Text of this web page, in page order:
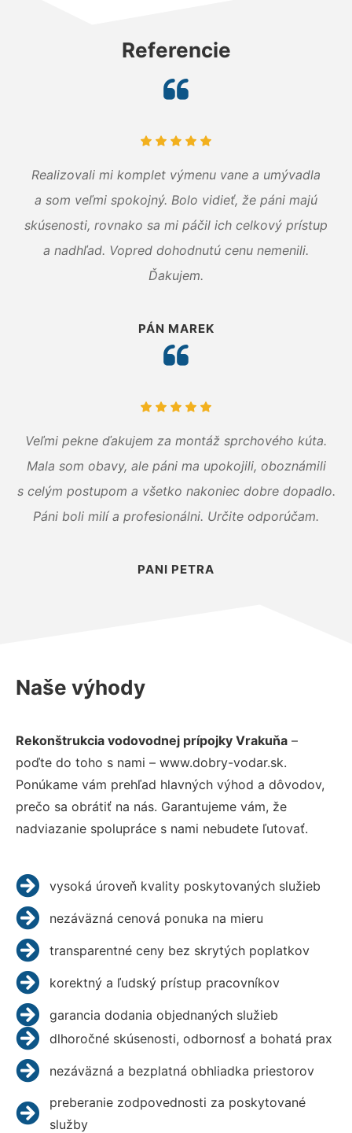
Referencie
Realizovali mi komplet výmenu vane a umývadla
a som veľmi spokojný. Bolo vidieť, že páni majú
skúsenosti, rovnako sa mi páčil ich celkový prístup
a nadhľad. Vopred dohodnutú cenu nemenili.
Ďakujem.
PÁN MAREK
Veľmi pekne ďakujem za montáž sprchového kúta.
Mala som obavy, ale páni ma upokojili, oboznámili
s celým postupom a všetko nakoniec dobre dopadlo.
Páni boli milí a profesionálni. Určite odporúčam.
PANI PETRA
Naše výhody
Rekonštrukcia vodovodnej prípojky Vrakuňa –
poďte do toho s nami – www.dobry-vodar.sk.
Ponúkame vám prehľad hlavných výhod a dôvodov,
prečo sa obrátiť na nás. Garantujeme vám, že
nadviazanie spolupráce s nami nebudete ľutovať.
vysoká úroveň kvality poskytovaných služieb
nezáväzná cenová ponuka na mieru
transparentné ceny bez skrytých poplatkov
korektný a ľudský prístup pracovníkov
garancia dodania objednaných služieb
dlhoročné skúsenosti, odbornosť a bohatá prax
nezáväzná a bezplatná obhliadka priestorov
preberanie zodpovednosti za poskytované
služby